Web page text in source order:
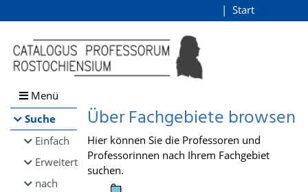
Browsen
direkt zum Inhalt
Start
Menü
Suche
Einfach
Erweitert
nach
Über Fachgebiete browsen
Hier können Sie die Professoren und
Professorinnen nach Ihrem Fachgebiet
suchen.